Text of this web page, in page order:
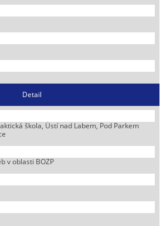
Detail
škola, Ústí nad Labem, Pod Parkem
v oblasti BOZP